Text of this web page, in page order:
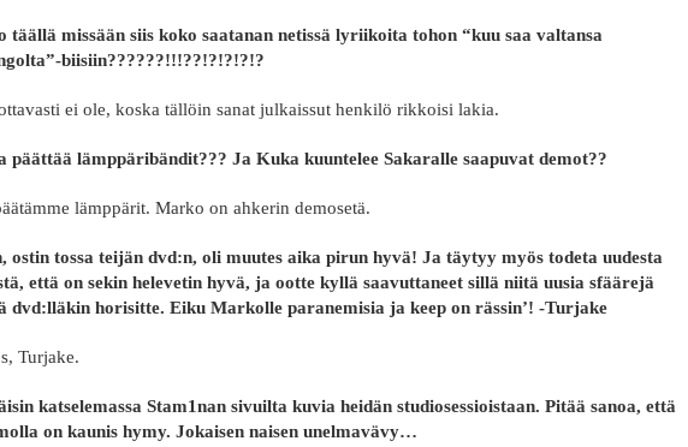
täällä missään siis koko saatanan netissä lyriikoita tohon “kuu saa valtansa
biisiin??????!!!??!?!?!?!?
ei ole, koska tällöin sanat julkaissut henkilö rikkoisi lakia.
päättää lämppäribändit??? Ja Kuka kuuntelee Sakaralle saapuvat demot??
lämppärit. Marko on ahkerin demosetä.
ostin tossa teijän dvd:n, oli muutes aika pirun hyvä! Ja täytyy myös todeta uudesta
että on sekin helevetin hyvä, ja ootte kyllä saavuttaneet sillä niitä uusia sfäärejä
dvd:lläkin horisitte. Eiku Markolle paranemisia ja keep on rässin’! -Turjake
Turjake.
katselemassa Stam1nan sivuilta kuvia heidän studiosessioistaan. Pitää sanoa, että
on kaunis hymy. Jokaisen naisen unelmavävy…